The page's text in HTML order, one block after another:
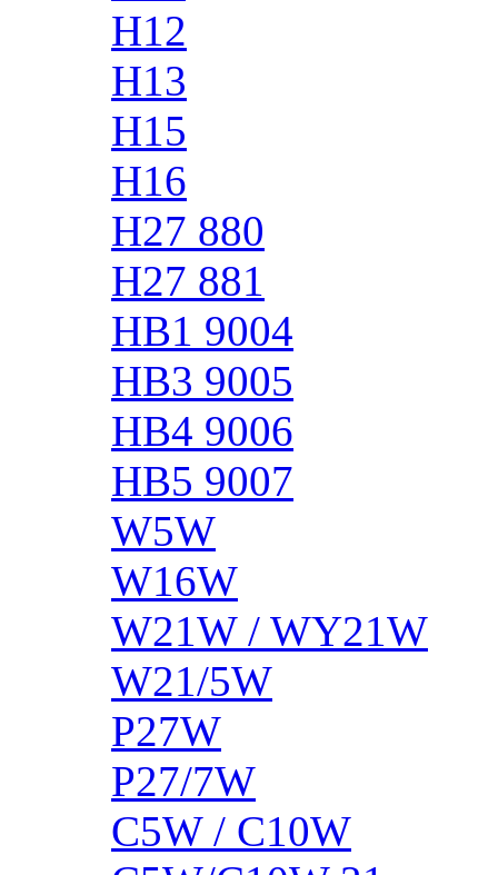
H12
H13
H15
H16
H27 880
H27 881
HB1 9004
HB3 9005
HB4 9006
HB5 9007
W5W
W16W
W21W / WY21W
W21/5W
P27W
P27/7W
C5W / C10W